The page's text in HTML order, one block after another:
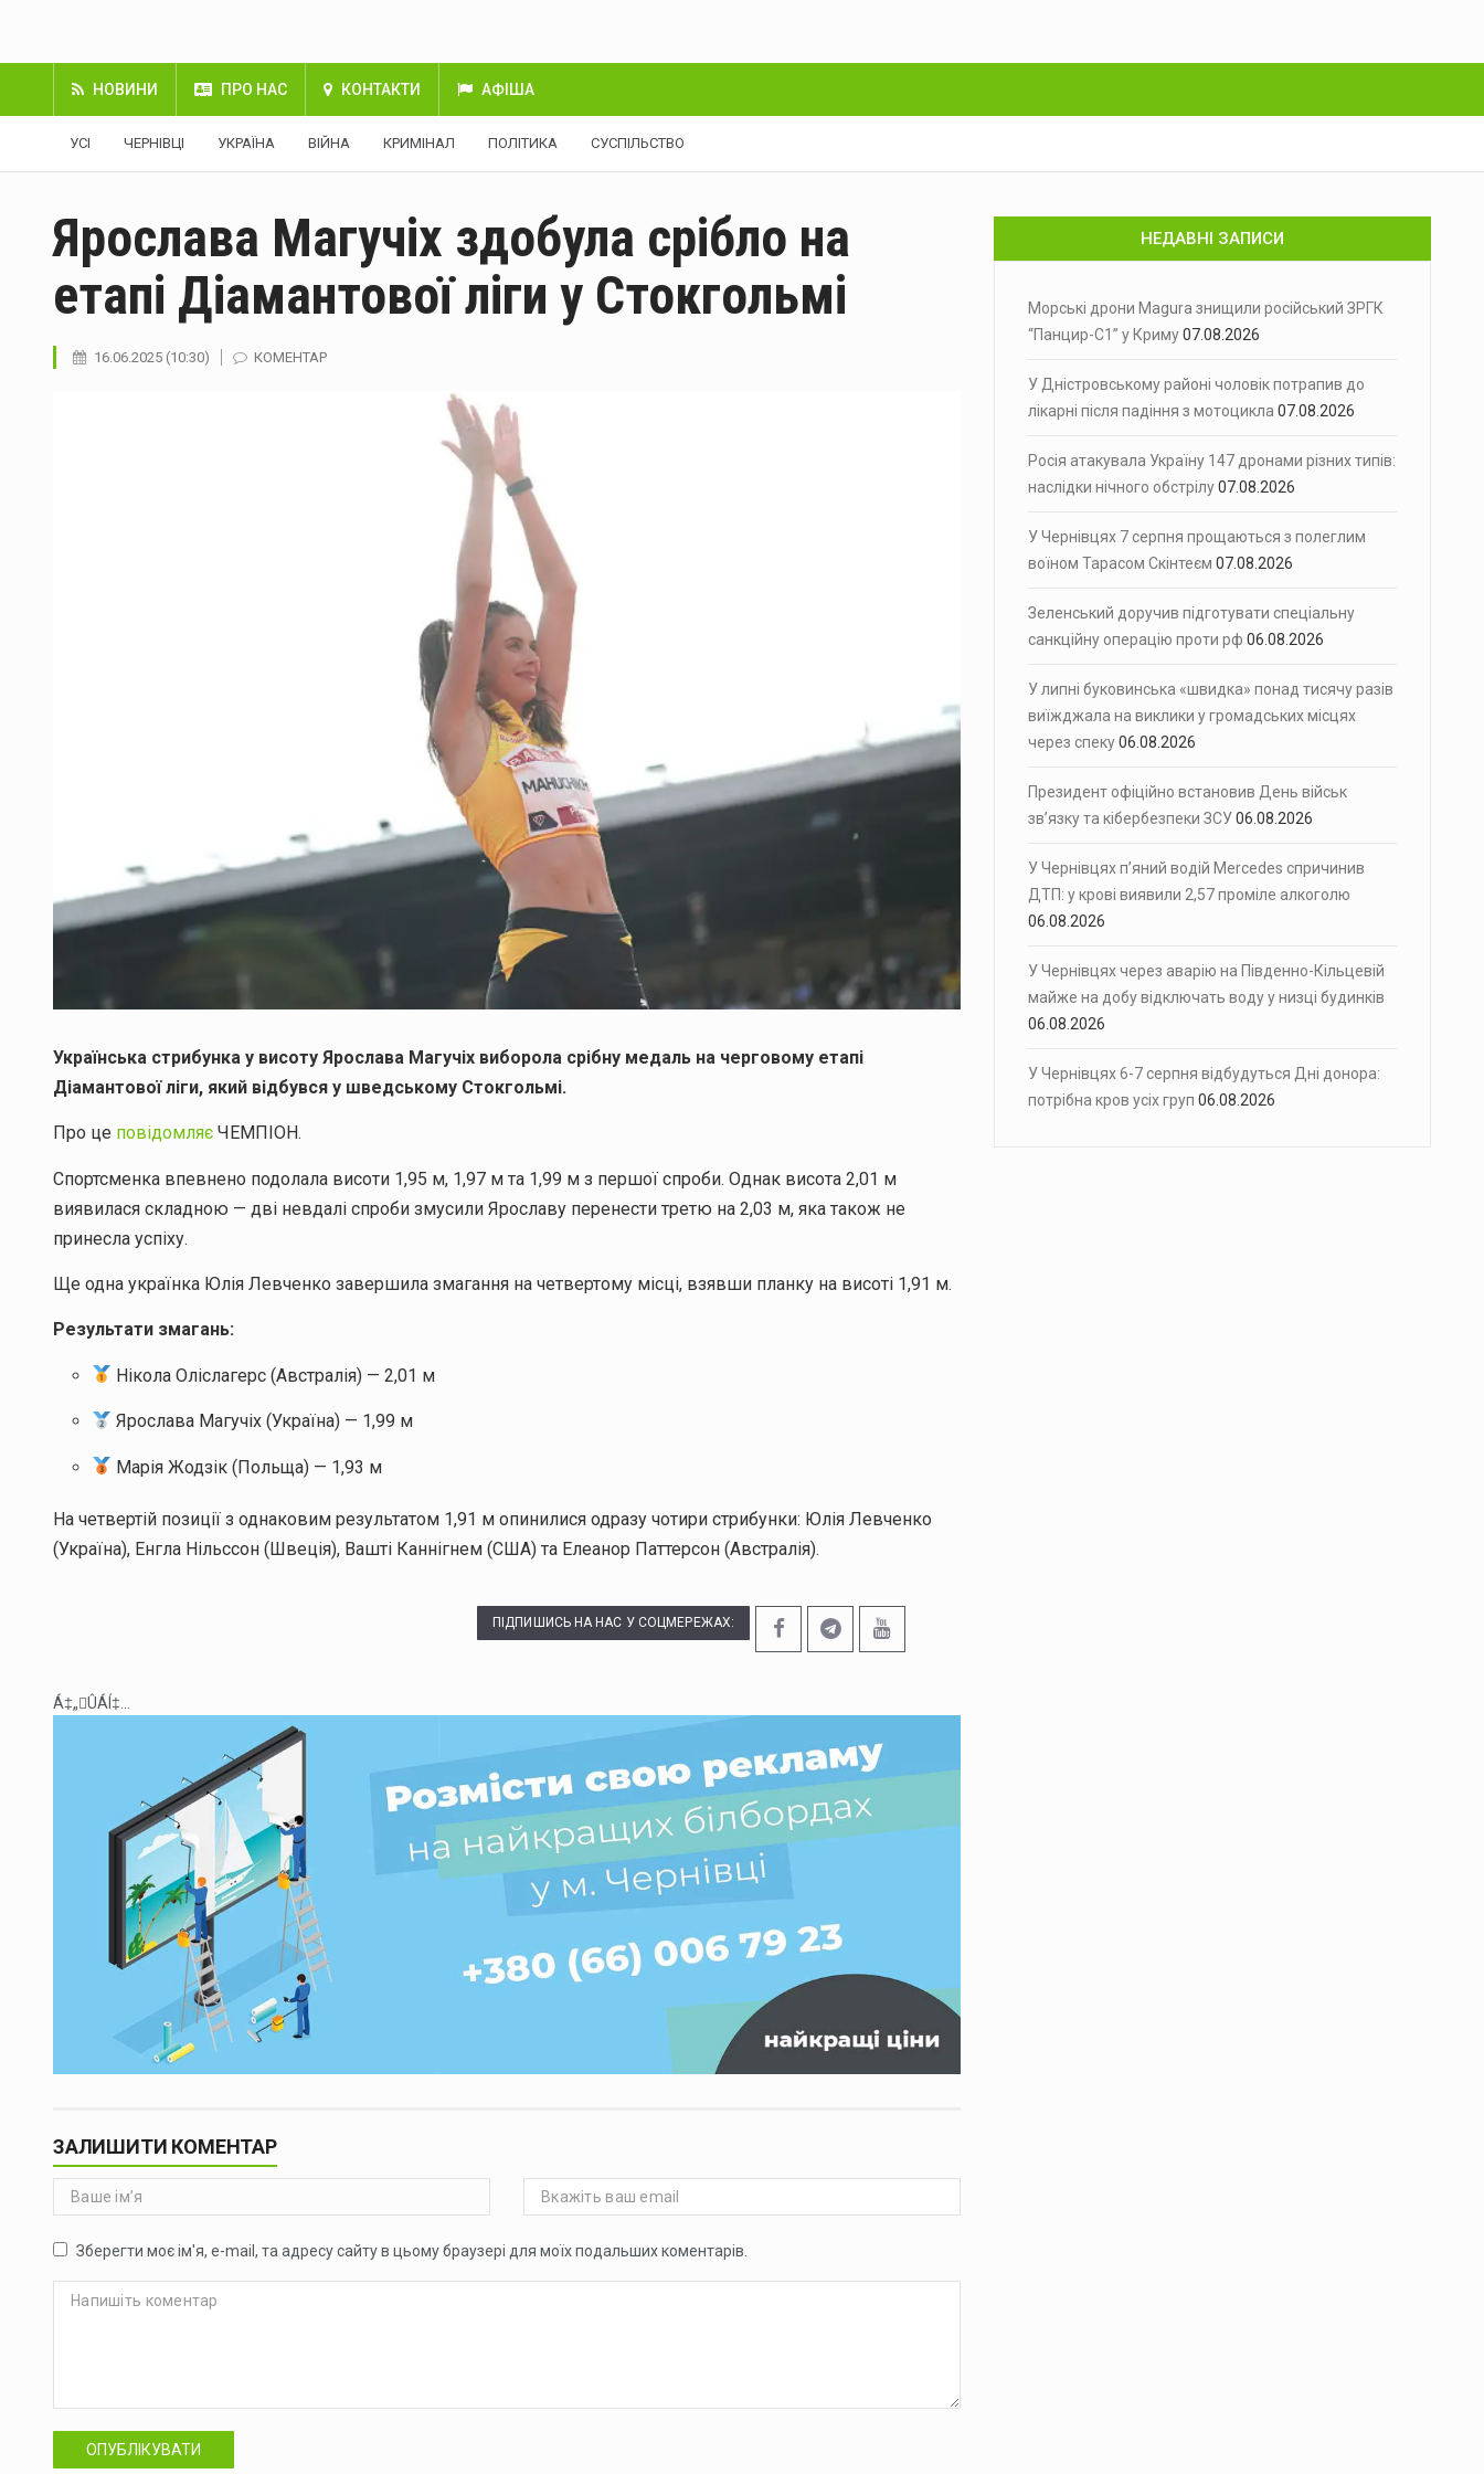
НОВИНИ ПРО НАС КОНТАКТИ АФІША
УСІ ЧЕРНІВЦІ УКРАЇНА ВІЙНА КРИМІНАЛ ПОЛІТИКА СУСПІЛЬСТВО
Ярослава Магучіх здобула срібло на
етапі Діамантової ліги у Стокгольмі
16.06.2025 (10:30) КОМЕНТАР
Українська стрибунка у висоту Ярослава Магучіх виборола срібну медаль на черговому етапі
Діамантової ліги, який відбувся у шведському Стокгольмі.
Про це повідомляє ЧЕМПІОН.
Спортсменка впевнено подолала висоти 1,95 м, 1,97 м та 1,99 м з першої спроби. Однак висота 2,01 м
виявилася складною — дві невдалі спроби змусили Ярославу перенести третю на 2,03 м, яка також не
принесла успіху.
Ще одна українка Юлія Левченко завершила змагання на четвертому місці, взявши планку на висоті 1,91 м.
Результати змагань:
Нікола Оліслагерс (Австралія) — 2,01 м
Ярослава Магучіх (Україна) — 1,99 м
Марія Жодзік (Польща) — 1,93 м
На четвертій позиції з однаковим результатом 1,91 м опинилися одразу чотири стрибунки: Юлія Левченко
(Україна), Енгла Нільссон (Швеція), Вашті Каннігнем (США) та Елеанор Паттерсон (Австралія).
ПІДПИШИСЬ НА НАС У СОЦМЕРЕЖАХ:
Á‡„ÛÁÍ‡...
ЗАЛИШИТИ КОМЕНТАР
Зберегти моє ім'я, e-mail, та адресу сайту в цьому браузері для моїх подальших коментарів.
ОПУБЛІКУВАТИ
НЕДАВНІ ЗАПИСИ
Морські дрони Magura знищили російський ЗРГК
“Панцир-С1” у Криму07.08.2026
У Дністровському районі чоловік потрапив до
лікарні після падіння з мотоцикла 07.08.2026
Росія атакувала Україну 147 дронами різних типів:
наслідки нічного обстрілу07.08.2026
У Чернівцях 7 серпня прощаються з полеглим
воїном Тарасом Скінтеєм 07.08.2026
Зеленський доручив підготувати спеціальну
санкційну операцію проти рф 06.08.2026
У липні буковинська «швидка» понад тисячу разів
виїжджала на виклики у громадських місцях
через спеку06.08.2026
Президент офіційно встановив День військ
зв’язку та кібербезпеки ЗСУ06.08.2026
У Чернівцях п’яний водій Mercedes спричинив
ДТП: у крові виявили 2,57 проміле алкоголю
06.08.2026
У Чернівцях через аварію на Південно-Кільцевій
майже на добу відключать воду у низці будинків
06.08.2026
У Чернівцях 6-7 серпня відбудуться Дні донора:
потрібна кров усіх груп 06.08.2026